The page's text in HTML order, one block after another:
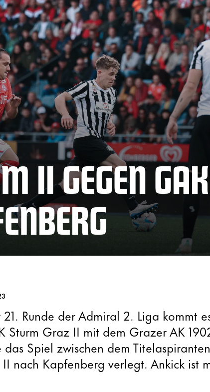
II GEGEN
Runde der Admiral 2. Liga kommt
Sturm Graz II mit dem Grazer AK
das Spiel zwischen dem
II nach Kapfenberg verlegt. Ankick ist